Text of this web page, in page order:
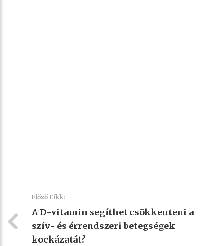
Előző Cikk:
A D-vitamin segíthet csökkenteni a
szív- és érrendszeri betegségek
kockázatát?